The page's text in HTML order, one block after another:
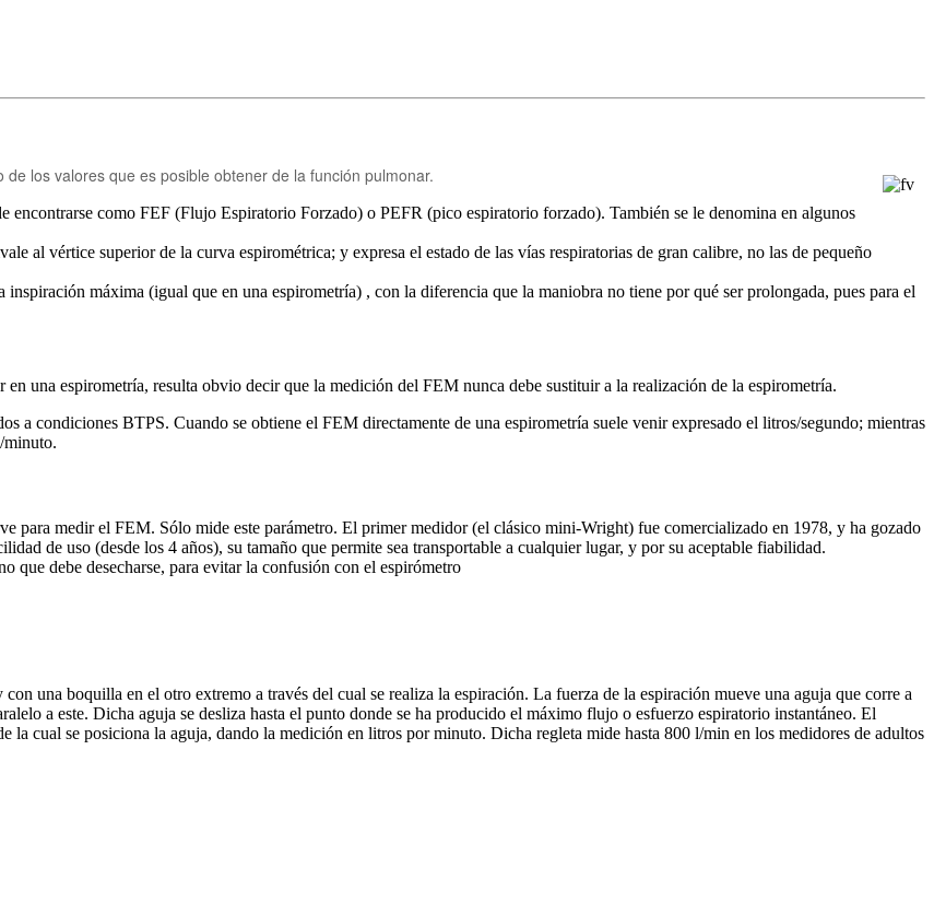
los valores que es posible obtener de la función pulmonar.
encontrarse como FEF (Flujo Espiratorio Forzado) o PEFR (pico espiratorio forzado). También se le denomina en algunos
al vértice superior de la curva espirométrica; y expresa el estado de las vías respiratorias de gran calibre, no las de pequeño
máxima (igual que en una espirometría) , con la diferencia que la maniobra no tiene por qué ser prolongada, pues para el
en una espirometría, resulta obvio decir que la medición del FEM nunca debe sustituir a la realización de la espirometría.
a condiciones BTPS. Cuando se obtiene el FEM directamente de una espirometría suele venir expresado el litros/segundo; mientras
minuto.
para medir el FEM. Sólo mide este parámetro. El primer medidor (el clásico mini-Wright) fue comercializado en 1978, y ha gozado
de uso (desde los 4 años), su tamaño que permite sea transportable a cualquier lugar, y por su aceptable fiabilidad.
que debe desecharse, para evitar la confusión con el espirómetro
una boquilla en el otro extremo a través del cual se realiza la espiración. La fuerza de la espiración mueve una aguja que corre a
a este. Dicha aguja se desliza hasta el punto donde se ha producido el máximo flujo o esfuerzo espiratorio instantáneo. El
la cual se posiciona la aguja, dando la medición en litros por minuto. Dicha regleta mide hasta 800 l/min en los medidores de adultos